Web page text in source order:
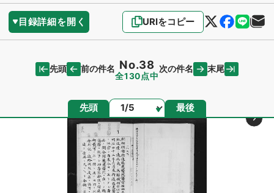
目録詳細を開く URIをコピー
先頭 前の件名 No.38
全130点中
次の件名 末尾
先頭 ページ 最後